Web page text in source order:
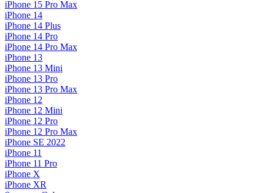
iPhone 15 Pro Max
iPhone 14
iPhone 14 Plus
iPhone 14 Pro
iPhone 14 Pro Max
iPhone 13
iPhone 13 Mini
iPhone 13 Pro
iPhone 13 Pro Max
iPhone 12
iPhone 12 Mini
iPhone 12 Pro
iPhone 12 Pro Max
iPhone SE 2022
iPhone 11
iPhone 11 Pro
iPhone X
iPhone XR